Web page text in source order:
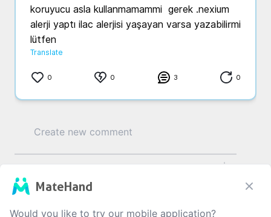
koruyucu asla kullanmamammi  gerek .nexium
alerji yaptı ilac alerjisi yaşayan varsa yazabilirmi
lütfen
Translate
0 0 3 0
MateHand
Would you like to try our mobile application?